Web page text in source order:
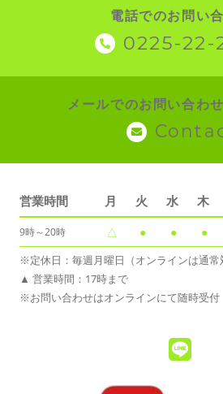
電話でのお問い
0225-22-
メールでのお問い合わ
営業時間 月 火 水 木
9時～20時 △ ● ● ●
※定休日：毎週月曜日（オンラインは通常
▲ 営業時間：17時まで
※お問い合わせはオンラインにて随時受付